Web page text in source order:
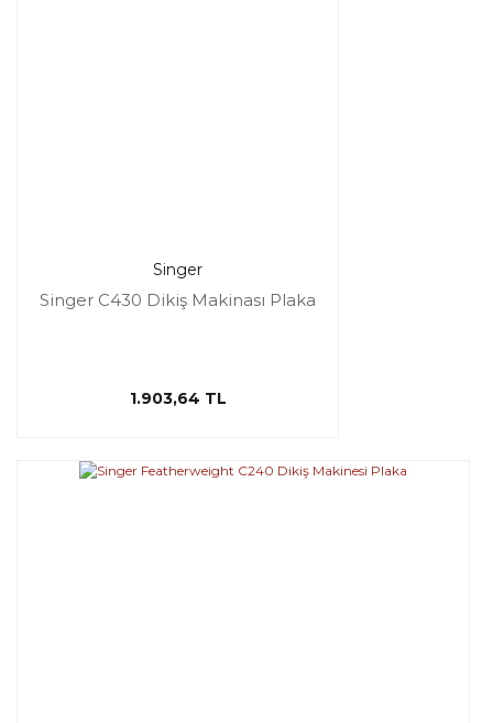
Singer
Singer C430 Dikiş Makinası Plaka
1.903,64 TL